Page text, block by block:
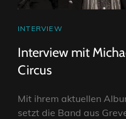
CAT
INTERVIEW
Interview mit
Circus
Mit ihrem aktuellen
setzt die Band aus